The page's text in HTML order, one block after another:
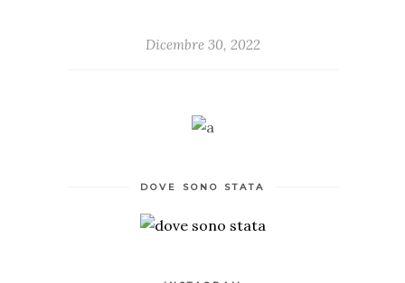
Dicembre 30, 2022
DOVE SONO STATA